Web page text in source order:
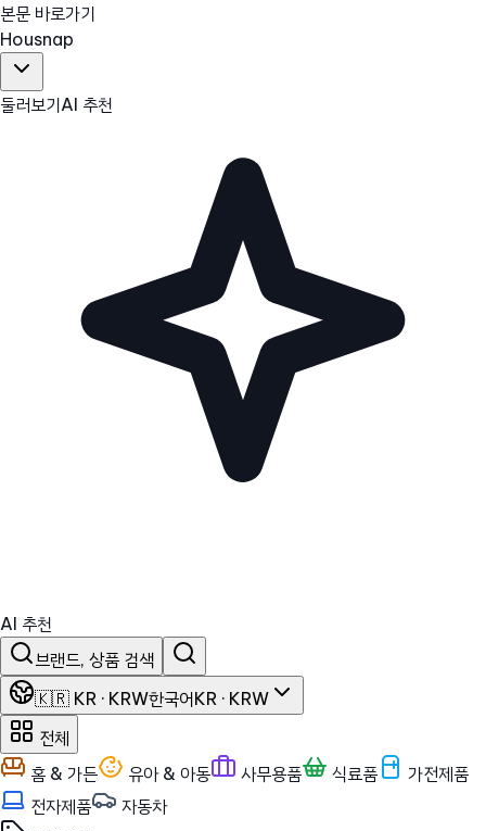
본문 바로가기
Housnap
둘러보기AI 추천
AI 추천
브랜드, 상품 검색
🇰🇷 KR · KRW한국어KR · KRW
전체
홈 & 가든
유아 & 아동 사무용품 식료품
가전제품
전자제품
자동차